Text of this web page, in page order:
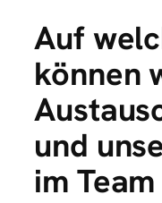
Auf
können
und
im